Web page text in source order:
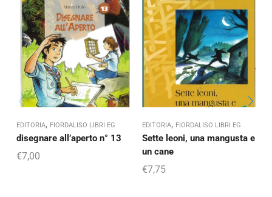
EDITORIA, FIORDALISO LIBRI EG
disegnare all’aperto n° 13
€7,00
EDITORIA, FIORDALISO LIBRI EG
Sette leoni, una mangusta e
un cane
€7,75